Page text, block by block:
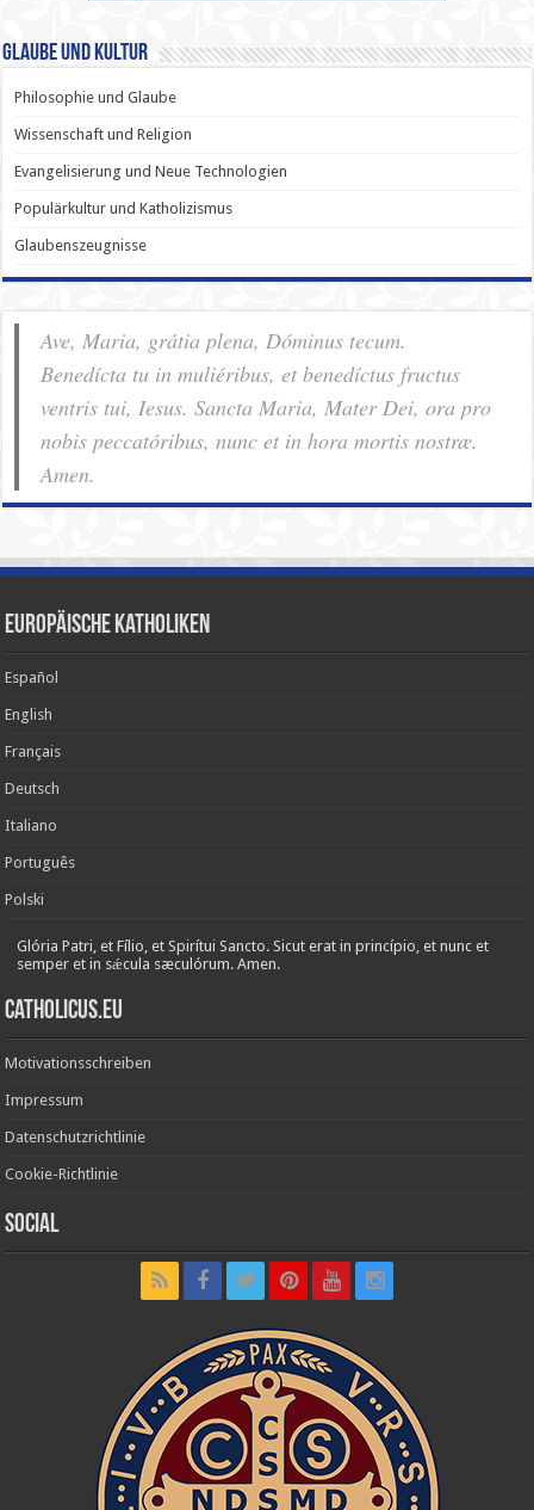
Glaube und Kultur
Philosophie und Glaube
Wissenschaft und Religion
Evangelisierung und Neue Technologien
Populärkultur und Katholizismus
Glaubenszeugnisse
Ave, Maria, grátia plena, Dóminus tecum.
Benedícta tu in muliéribus, et benedíctus fructus
ventris tui, Iesus. Sancta Maria, Mater Dei, ora pro
nobis pec­ca­tóribus, nunc et in hora mortis nostræ.
Amen.
Europäische Katholiken
Español
English
Français
Deutsch
Italiano
Português
Polski
Glória Patri, et Fílio, et Spirítui Sancto. Sicut erat in princípio, et nunc et
semper et in sǽcula sæculórum. Amen.
Catholicus.eu
Motivationsschreiben
Impressum
Datenschutzrichtlinie
Cookie-Richtlinie
Social